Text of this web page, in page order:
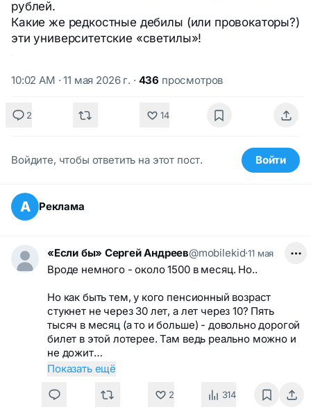
рублей.
Какие же редкостные дебилы (или провокаторы?)
эти университетские «светилы»!
10:02 AM · 11 мая 2026 г. · 436 просмотров
2 14
Войдите, чтобы ответить на этот пост. Войти
А Реклама
«Если бы» Сергей Андреев@mobilekid·11 мая
Вроде немного - около 1500 в месяц. Но..
Но как быть тем, у кого пенсионный возраст
стукнет не через 30 лет, а лет через 10? Пять
тысяч в месяц (а то и больше) - довольно дорогой
билет в этой лотерее. Там ведь реально можно и
не дожит…
Показать ещё
2 314